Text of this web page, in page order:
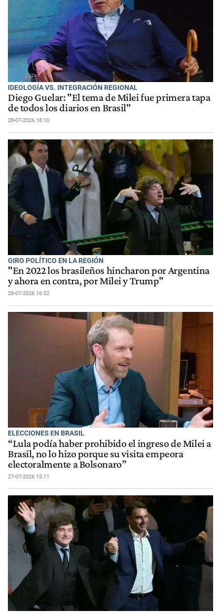
IDEOLOGÍA VS. INTEGRACIÓN REGIONAL
Diego Guelar: "El tema de Milei fue primera tapa
de todos los diarios en Brasil"
28-07-2026 18:10
GIRO POLÍTICO EN LA REGIÓN
"En 2022 los brasileños hincharon por Argentina
y ahora en contra, por Milei y Trump"
28-07-2026 16:52
ELECCIONES EN BRASIL
“Lula podía haber prohibido el ingreso de Milei a
Brasil, no lo hizo porque su visita empeora
electoralmente a Bolsonaro”
27-07-2026 15:11